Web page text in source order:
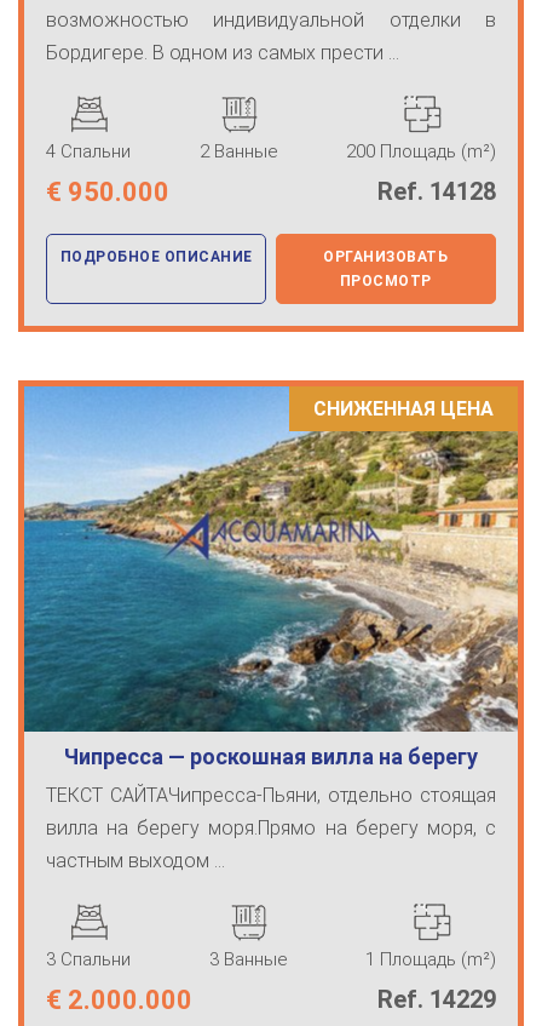
возможностью индивидуальной отделки в
Бордигере. В одном из самых прести ...
4 Спальни 2 Ванные 200 Площадь (m²)
€ 950.000 Ref. 14128
ПОДРОБНОЕ ОПИСАНИЕ
ОРГАНИЗОВАТЬ
ПРОСМОТР
СНИЖЕННАЯ ЦЕНА
Чипресса — роскошная вилла на берегу
мор…
ТЕКСТ САЙТАЧипресса-Пьяни, отдельно стоящая
вилла на берегу моря.Прямо на берегу моря, с
частным выходом ...
3 Спальни 3 Ванные 1 Площадь (m²)
€ 2.000.000 Ref. 14229